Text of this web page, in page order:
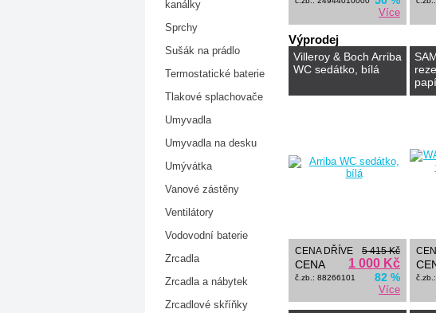
kanálky
Sprchy
Sušák na prádlo
Termostatické baterie
Tlakové splachovače
Umyvadla
Umyvadla na desku
Umývátka
Vanové zástěny
Ventilátory
Vodovodní baterie
Zrcadla
Zrcadla a nábytek
Zrcadlové skříňky
Více
Výprodej
Villeroy & Boch Arriba
WC sedátko, bílá
CENA DŘÍVE 5 415 Kč
CENA 1 000 Kč
č.zb.: 88266101 82 %
Více